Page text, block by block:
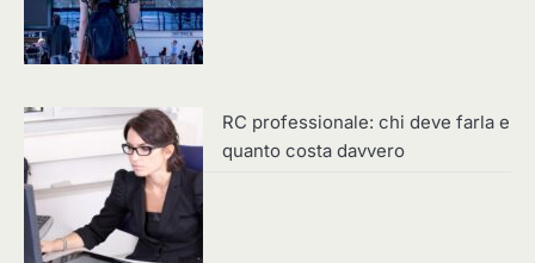
RC professionale: chi deve farla e
quanto costa davvero